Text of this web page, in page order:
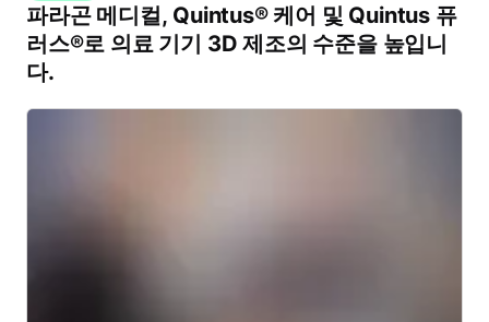
파라곤 메디컬, Quintus® 케어 및 Quintus 퓨
러스®로 의료 기기 3D 제조의 수준을 높입니
다.